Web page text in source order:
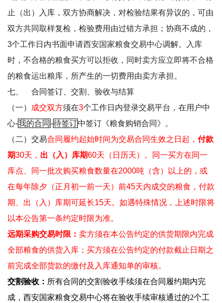
止（出）入库，双方协商解决，对检验结果有异议的，可由
双方共同取样复检，检验费用由过错方承担；协商不成的，
3个工作日内书面申请西安国家粮食交易中心调解。入库
时，不合格的粮食买方可以拒收，同时卖方应立即将不合格
的粮食运出粮库，所产生的一切费用由卖方承担。
七、
合同签订、交割、验收与结算
（一）
成交双方须在3个工作日内登录交易平台，在用户中
心-我的合同 -待签订中签订《粮食购销合同》。
（二）交易合同履约起始时间为交易合同生效之日起， 付款
期30天， 出（入）库期60天（日历天）。同一买方在同一
库点、同一批次购买粮食数量在2000吨（含）以上的，或
在每年除夕（正月初一前一天）前45天内成交的粮食，付款
期、出（入）库期可延长15天。 如遇特殊情况，上述时限将
以本公告第一条约定时限为准。
远期采购交易时限： 卖方须在本公告约定的供货期限内完成
全部粮食的供货入库；买方须在公告约定的付款截止日期之
前完成全部货款的缴付及入库通知单的审核。
交割验收： 所有合同的交割验收手续须在合同履约期内完
成，西安国家粮食交易中心将在验收手续审核通过的2个工